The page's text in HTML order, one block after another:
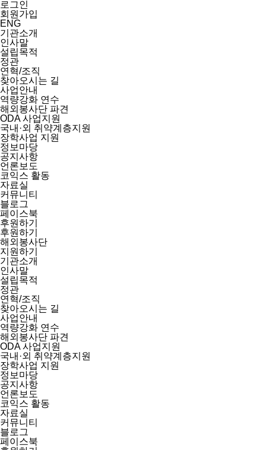
로그인
회원가입
ENG
기관소개
인사말
설립목적
정관
연혁/조직
찾아오시는 길
사업안내
역량강화 연수
해외봉사단 파견
ODA 사업지원
국내·외 취약계층지원
장학사업 지원
정보마당
공지사항
언론보도
코익스 활동
자료실
커뮤니티
블로그
페이스북
후원하기
후원하기
해외봉사단
지원하기
기관소개
인사말
설립목적
정관
연혁/조직
찾아오시는 길
사업안내
역량강화 연수
해외봉사단 파견
ODA 사업지원
국내·외 취약계층지원
장학사업 지원
정보마당
공지사항
언론보도
코익스 활동
자료실
커뮤니티
블로그
페이스북